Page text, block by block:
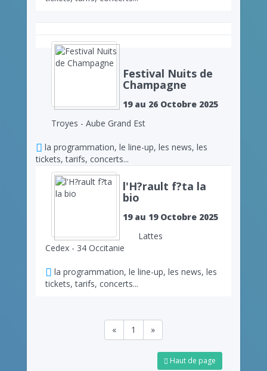
Festival Nuits de
Champagne
19 au 26 Octobre 2025
Troyes - Aube Grand Est
la programmation, le line-up, les news, les
tickets, tarifs, concerts...
l'H?rault f?ta la
bio
19 au 19 Octobre 2025
Lattes
Cedex - 34 Occitanie
la programmation, le line-up, les news, les
tickets, tarifs, concerts...
« 1 »
Haut de page